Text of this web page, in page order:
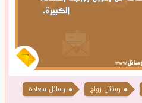
رسائل زواج
رسائل سعادة